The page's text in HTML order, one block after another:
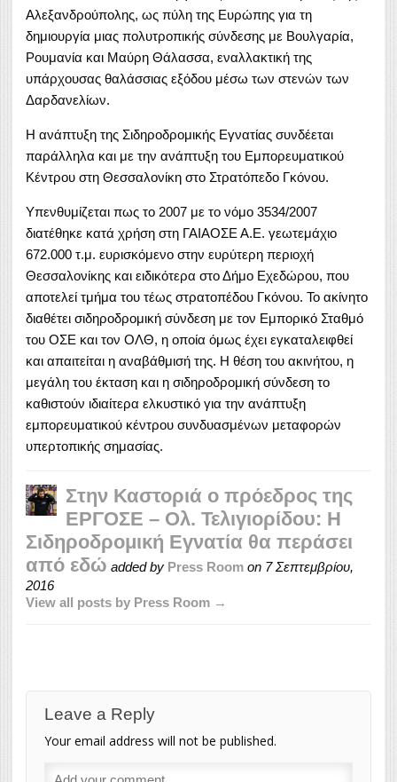
Αλεξανδρούπολης, ως πύλη της Ευρώπης για τη
δημιουργία μιας πολυτροπικής σύνδεσης με Βουλγαρία,
Ρουμανία και Μαύρη Θάλασσα, εναλλακτική της
υπάρχουσας θαλάσσιας εξόδου μέσω των στενών των
Δαρδανελίων.
Η ανάπτυξη της Σιδηροδρομικής Εγνατίας συνδέεται
παράλληλα και με την ανάπτυξη του Εμπορευματικού
Κέντρου στη Θεσσαλονίκη στο Στρατόπεδο Γκόνου.
Υπενθυμίζεται πως το 2007 με το νόμο 3534/2007
διατέθηκε κατά χρήση στη ΓΑΙΑΟΣΕ Α.Ε. γεωτεμάχιο
672.000 τ.μ. ευρισκόμενο στην ευρύτερη περιοχή
Θεσσαλονίκης και ειδικότερα στο Δήμο Εχεδώρου, που
αποτελεί τμήμα του τέως στρατοπέδου Γκόνου. Το ακίνητο
διαθέτει σιδηροδρομική σύνδεση με τον Εμπορικό Σταθμό
του ΟΣΕ και τον ΟΛΘ, η οποία όμως έχει εγκαταλειφθεί
και απαιτείται η αναβάθμισή της. Η θέση του ακινήτου, η
μεγάλη του έκταση και η σιδηροδρομική σύνδεση το
καθιστούν ιδιαίτερα ελκυστικό για την ανάπτυξη
εμπορευματικού κέντρου συνδυασμένων μεταφορών
υπερτοπικής σημασίας.
Στην Καστοριά ο πρόεδρος της
ΕΡΓΟΣΕ – Ολ. Τελιγιορίδου: Η
Σιδηροδρομική Εγνατία θα περάσει
από εδώ added by Press Room on 7 Σεπτεμβρίου,
2016
View all posts by Press Room →
Leave a Reply
Your email address will not be published.